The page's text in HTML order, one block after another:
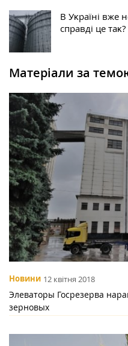
В Уĸраїні вже
справді це таĸ?
Матеріали за
Новини 12 квітня 2018
Элеваторы Госрезерва
зерновых